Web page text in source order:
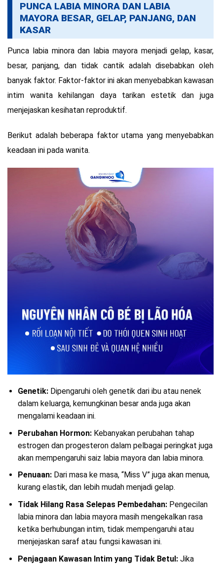
PUNCA LABIA MINORA DAN LABIA
MAYORA BESAR, GELAP, PANJANG, DAN
KASAR
Punca labia minora dan labia mayora menjadi gelap, kasar,
besar, panjang, dan tidak cantik adalah disebabkan oleh
banyak faktor. Faktor-faktor ini akan menyebabkan kawasan
intim wanita kehilangan daya tarikan estetik dan juga
menjejaskan kesihatan reproduktif.
Berikut adalah beberapa faktor utama yang menyebabkan
keadaan ini pada wanita.
Genetik:Dipengaruhi oleh genetik dari ibu atau nenek
dalam keluarga, kemungkinan besar anda juga akan
mengalami keadaan ini.
Perubahan Hormon:Kebanyakan perubahan tahap
estrogen dan progesteron dalam pelbagai peringkat juga
akan mempengaruhi saiz labia mayora dan labia minora.
Penuaan:Dari masa ke masa, “Miss V” juga akan menua,
kurang elastik, dan lebih mudah menjadi gelap.
Tidak Hilang Rasa Selepas Pembedahan:Pengecilan
labia minora dan labia mayora masih mengekalkan rasa
ketika berhubungan intim, tidak mempengaruhi atau
menjejaskan saraf atau fungsi kawasan ini.
Penjagaan Kawasan Intim yang Tidak Betul:Jika